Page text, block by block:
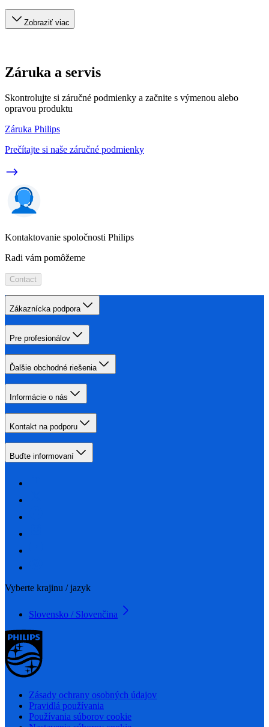
Zobraziť viac
Záruka a servis
Skontrolujte si záručné podmienky a začnite s výmenou alebo
opravou produktu
Záruka Philips
Prečítajte si naše záručné podmienky
Kontaktovanie spoločnosti Philips
Radi vám pomôžeme
Contact
Zákaznícka podpora
Pre profesionálov
Ďalšie obchodné riešenia
Informácie o nás
Kontakt na podporu
Buďte informovaní
Vyberte krajinu / jazyk
Slovensko / Slovenčina
Zásady ochrany osobných údajov
Pravidlá používania
Používania súborov cookie